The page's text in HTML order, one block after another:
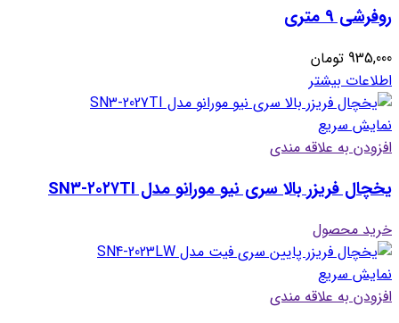
روفرشی ۹ متری
935,000 تومان
اطلاعات بیشتر
نمایش سریع
افزودن به علاقه مندی
یخچال فریزر بالا سری نیو مورانو مدل SN۳-۲۰۲۷TI
خرید محصول
نمایش سریع
افزودن به علاقه مندی